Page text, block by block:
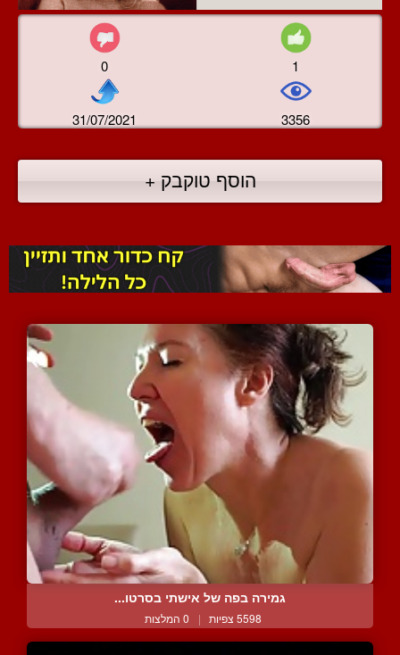
0 1
31/07/2021 3356
הוסף טוקבק +
גמירה בפה של אישתי בסרטו...
5598 צפיות | 0 המלצות